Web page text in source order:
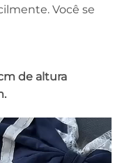
Você se
de altura